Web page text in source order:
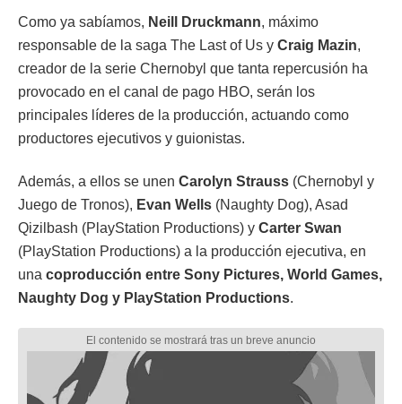
Como ya sabíamos, Neill Druckmann, máximo
responsable de la saga The Last of Us y Craig Mazin,
creador de la serie Chernobyl que tanta repercusión ha
provocado en el canal de pago HBO, serán los
principales líderes de la producción, actuando como
productores ejecutivos y guionistas.
Además, a ellos se unen Carolyn Strauss (Chernobyl y
Juego de Tronos), Evan Wells (Naughty Dog), Asad
Qizilbash (PlayStation Productions) y Carter Swan
(PlayStation Productions) a la producción ejecutiva, en
una coproducción entre Sony Pictures, World Games,
Naughty Dog y PlayStation Productions.